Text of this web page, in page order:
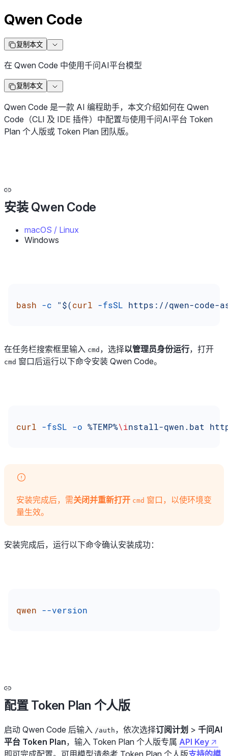
Qwen Code
复制本文
在 Qwen Code 中使用千问AI平台模型
复制本文
Qwen Code 是一款 AI 编程助手，本文介绍如何在 Qwen
Code（CLI 及 IDE 插件）中配置与使用千问AI平台 Token
Plan 个人版或 Token Plan 团队版。
安装 Qwen Code
macOS / Linux
Windows
bash -c "$(curl -fsSL https://qwen-code-
在任务栏搜索框里输入 cmd ，选择以管理员身份运行，打开
cmd 窗口后运行以下命令安装 Qwen Code。
curl -fsSL -o %TEMP%\install-qwen.bat
安装完成后，需关闭并重新打开 cmd 窗口，以使环境变
量生效。
安装完成后，运行以下命令确认安装成功：
qwen --version
配置 Token Plan 个人版
启动 Qwen Code 后输入 /auth ，依次选择订阅计划 > 千问AI
平台 Token Plan，输入 Token Plan 个人版专属 API Key
即可完成配置。可用模型请参考 Token Plan 个人版支持的模